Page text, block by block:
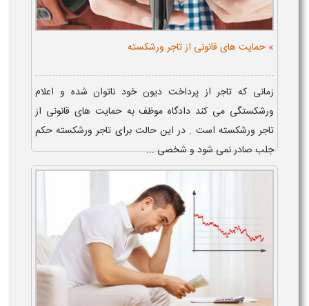
» حمایت های قانونی از تاجر ورشکسته
زمانی که تاجر از پرداخت دیون خود ناتوان شده و اعلام
ورشکستگی می کند دادگاه موظف به حمایت های قانونی از
تاجر ورشکسته است . در این حالت برای تاجر ورشکسته حکم
جلب صادر نمی شود و شخصی ...